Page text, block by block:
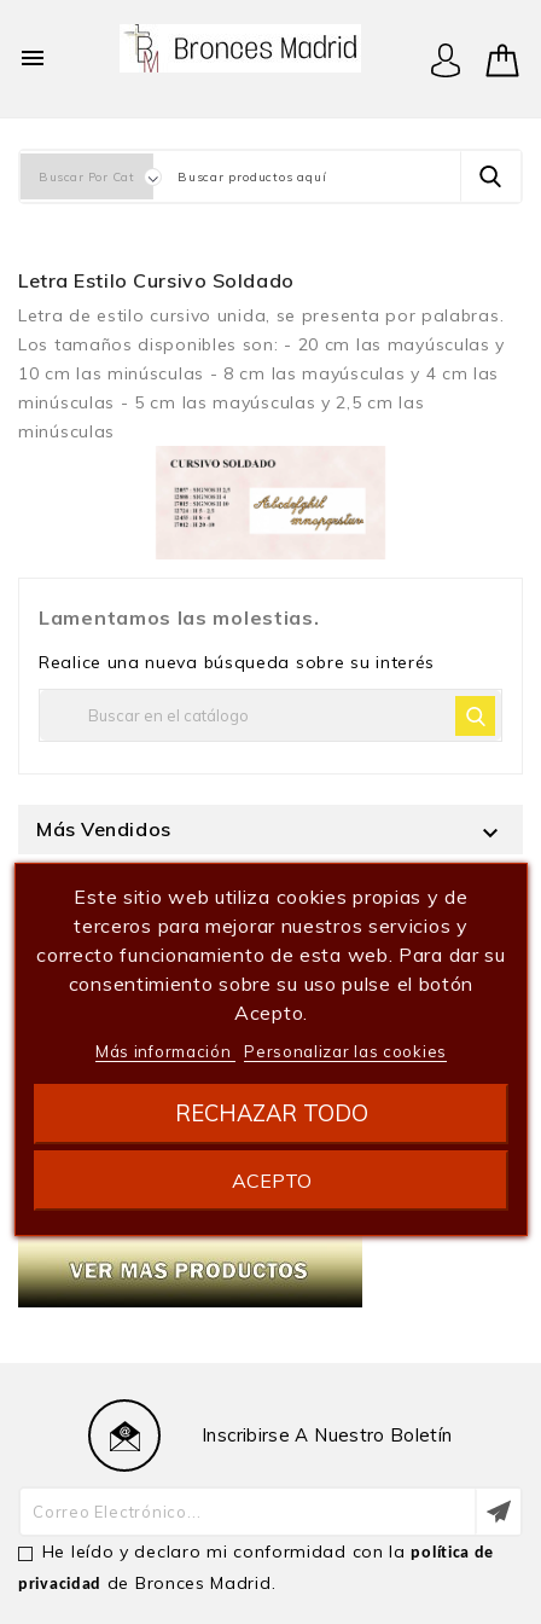

Letra Estilo Cursivo Soldado
Letra de estilo cursivo unida, se presenta por palabras.
Los tamaños disponibles son: - 20 cm las mayúsculas y
10 cm las minúsculas - 8 cm las mayúsculas y 4 cm las
minúsculas - 5 cm las mayúsculas y 2,5 cm las
minúsculas
Lamentamos las molestias.
Realice una nueva búsqueda sobre su interés
Más Vendidos 
Inscribirse A Nuestro Boletín
He leído y declaro mi conformidad con lapolítica de
privacidad de Bronces Madrid.
Este sitio web utiliza cookies propias y de
terceros para mejorar nuestros servicios y
correcto funcionamiento de esta web. Para dar su
consentimiento sobre su uso pulse el botón
Acepto.
Más información Personalizar las cookies
RECHAZAR TODO
ACEPTO